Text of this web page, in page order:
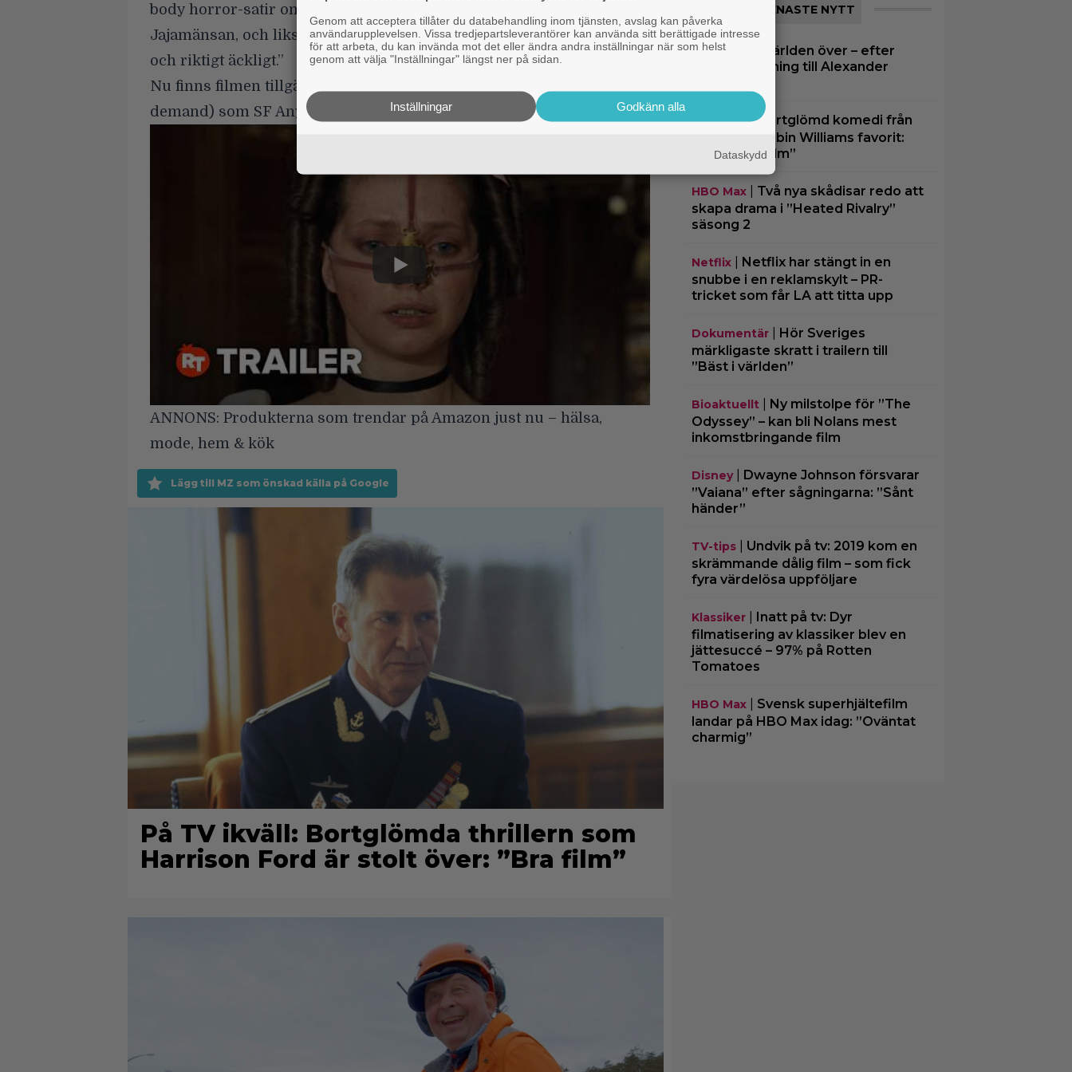
body horror-satir om skönhetsideal och Askungens fula styvsyster?
Jajamänsan, och liksom i ”The Substance” blir det både kul, bisarrt
och riktigt äckligt.”
Nu finns filmen tillgänglig på digitala VOD-tjänster (video on
demand) som SF Anytime och liknande. Spana in trailern:
ANNONS: Produkterna som trendar på Amazon just nu – hälsa,
mode, hem & kök
Lägg till MZ som önskad källa på Google
På TV ikväll: Bortglömda thrillern som
Harrison Ford är stolt över: ”Bra film”
SENASTE NYTT
IKEA hyllas världen över – efter
briljant blinkning till Alexander
Apple TV|Bortglömd komedi från
1984 blev Robin Williams favorit:
”Min bästa film”
HBO Max| Två nya skådisar redo att
skapa drama i ”Heated Rivalry”
säsong 2
Netflix| Netflix har stängt in en
snubbe i en reklamskylt – PR-
tricket som får LA att titta upp
Dokumentär| Hör Sveriges
märkligaste skratt i trailern till
”Bäst i världen”
Bioaktuellt| Ny milstolpe för ”The
Odyssey” – kan bli Nolans mest
inkomstbringande film
Disney| Dwayne Johnson försvarar
”Vaiana” efter sågningarna: ”Sånt
händer”
TV-tips| Undvik på tv: 2019 kom en
skrämmande dålig film – som fick
fyra värdelösa uppföljare
Klassiker| Inatt på tv: Dyr
filmatisering av klassiker blev en
jättesuccé – 97% på Rotten
Tomatoes
HBO Max| Svensk superhjältefilm
landar på HBO Max idag: ”Oväntat
charmig”
Genom att acceptera tillåter du databehandling inom tjänsten, avslag kan påverka
användarupplevelsen. Vissa tredjepartsleverantörer kan använda sitt berättigade intresse
för att arbeta, du kan invända mot det eller ändra andra inställningar när som helst
genom att välja "Inställningar" längst ner på sidan.
Godkänn alla
Inställningar
Dataskydd